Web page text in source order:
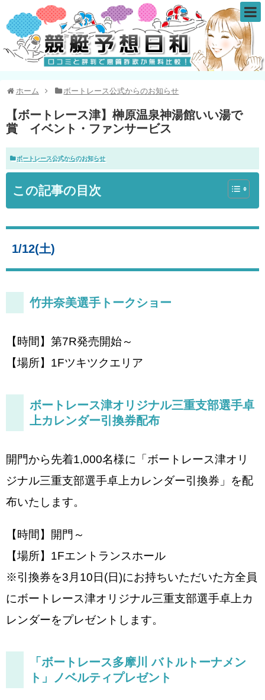
ホーム ボートレース公式からのお知らせ
【ボートレース津】榊原温泉神湯館いい湯で
賞 イベント・ファンサービス
ボートレース公式からのお知らせ
この記事の目次
1/12(土)
竹井奈美選手トークショー
【時間】第7R発売開始～
【場所】1Fツキツクエリア
ボートレース津オリジナル三重支部選手卓
上カレンダー引換券配布
開門から先着1,000名様に「ボートレース津オリ
ジナル三重支部選手卓上カレンダー引換券」を配
布いたします。
【時間】開門～
【場所】1Fエントランスホール
※引換券を3月10日(日)にお持ちいただいた方全員
にボートレース津オリジナル三重支部選手卓上カ
レンダーをプレゼントします。
「ボートレース多摩川 バトルトーナメン
ト」ノベルティプレゼント